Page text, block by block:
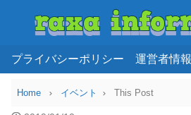
プライバシーポリシー 運営者情報
Home イベント This Post